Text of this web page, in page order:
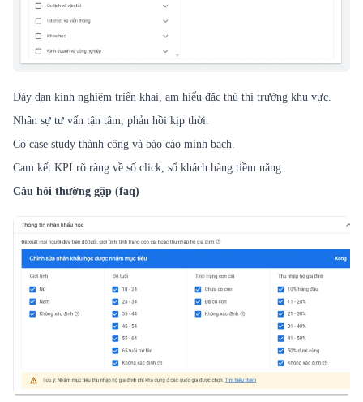
Dày dạn kinh nghiệm triển khai, am hiểu đặc thù thị trường khu vực.
Nhân sự tư vấn tận tâm, phản hồi kịp thời.
Có case study thành công và báo cáo minh bạch.
Cam kết KPI rõ ràng về số click, số khách hàng tiềm năng.
Câu hỏi thường gặp (faq)